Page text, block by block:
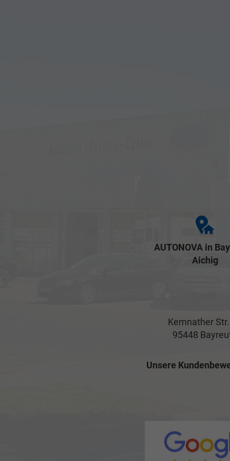
AUTONOVA in
Aichig
Kemnather
95448
Unsere